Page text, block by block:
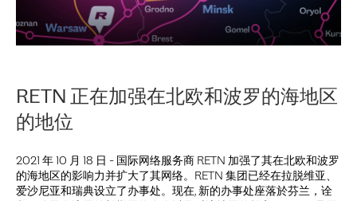
RETN 正在加强在北欧和波罗的海地区
的地位
2021 年 10 月 18 日 - 国际网络服务商 RETN 加强了其在北欧和波罗
的海地区的影响力并扩大了其网络。RETN 集团已经在拉脱维亚、
爱沙尼亚和瑞典设立了办事处。现在, 新的办事处座落於芬兰，诠